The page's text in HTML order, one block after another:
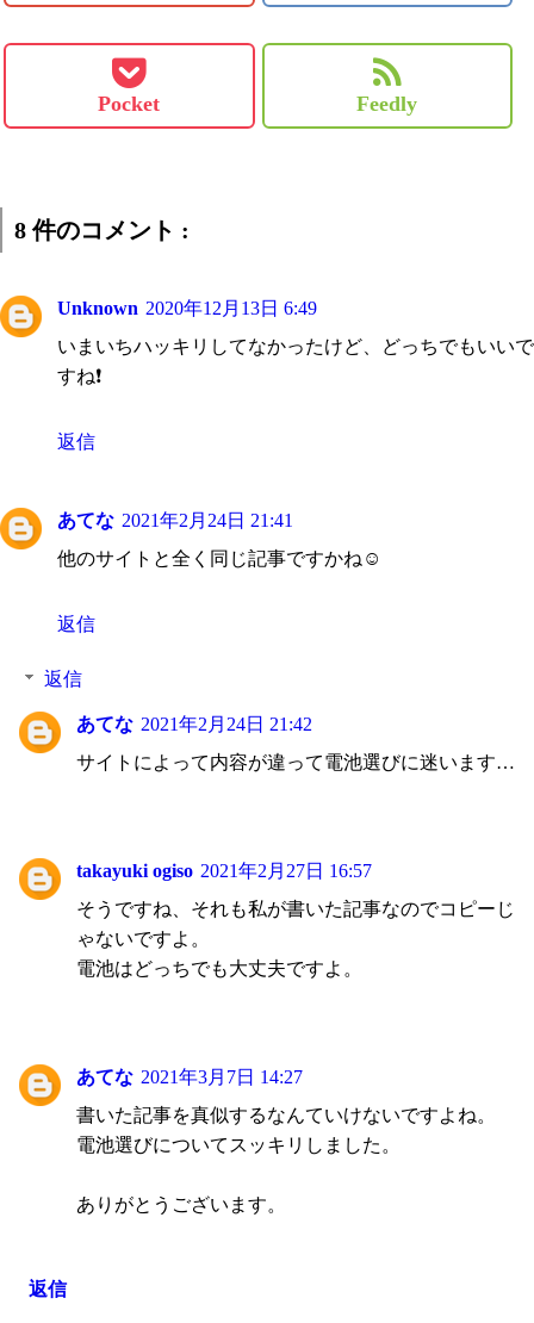
Pocket Feedly
8 件のコメント :
Unknown 2020年12月13日 6:49
いまいちハッキリしてなかったけど、どっちでもいいで
すね❗️
返信
あてな 2021年2月24日 21:41
他のサイトと全く同じ記事ですかね☺️
返信
返信
あてな 2021年2月24日 21:42
サイトによって内容が違って電池選びに迷います…
takayuki ogiso 2021年2月27日 16:57
そうですね、それも私が書いた記事なのでコピーじ
ゃないですよ。
電池はどっちでも大丈夫ですよ。
あてな 2021年3月7日 14:27
書いた記事を真似するなんていけないですよね。
電池選びについてスッキリしました。
ありがとうございます。
返信